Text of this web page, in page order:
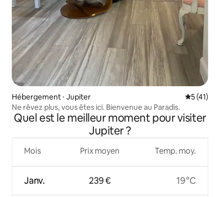
Hébergement ⋅ Jupiter
5 (41)
Ne rêvez plus, vous êtes ici. Bienvenue au Paradis.
Quel est le meilleur moment pour visiter
Jupiter ?
Mois
Janv.
Prix moyen
239 €
Temp. moy.
19 °C